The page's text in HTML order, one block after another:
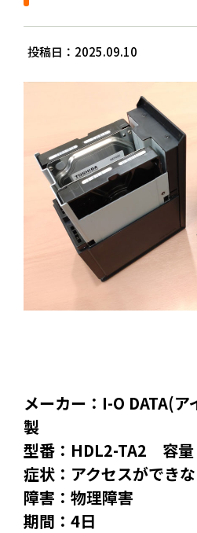
投稿日：2025.09.10
メーカー：I-O DATA(
製
型番：HDL2-TA2 容
症状：アクセスができ
障害：物理障害
期間：4日